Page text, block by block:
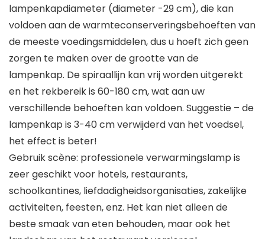
lampenkapdiameter (diameter -29 cm), die kan
voldoen aan de warmteconserveringsbehoeften van
de meeste voedingsmiddelen, dus u hoeft zich geen
zorgen te maken over de grootte van de
lampenkap. De spiraallijn kan vrij worden uitgerekt
en het rekbereik is 60-180 cm, wat aan uw
verschillende behoeften kan voldoen. Suggestie – de
lampenkap is 3-40 cm verwijderd van het voedsel,
het effect is beter!
Gebruik scène: professionele verwarmingslamp is
zeer geschikt voor hotels, restaurants,
schoolkantines, liefdadigheidsorganisaties, zakelijke
activiteiten, feesten, enz. Het kan niet alleen de
beste smaak van eten behouden, maar ook het